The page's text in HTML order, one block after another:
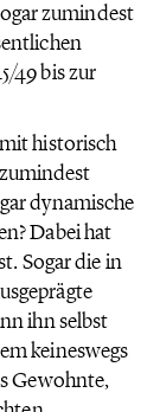
zumindest
49 bis zur
historisch
dynamische
Dabei hat
Sogar die in
ihn selbst
keineswegs
Gewohnte,